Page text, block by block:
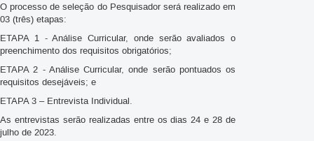
O processo de seleção do Pesquisador será realizado em
03 (três) etapas:
ETAPA 1 - Análise Curricular, onde serão avaliados o
preenchimento dos requisitos obrigatórios;
ETAPA 2 - Análise Curricular, onde serão pontuados os
requisitos desejáveis; e
ETAPA 3 – Entrevista Individual.
As entrevistas serão realizadas entre os dias 24 e 28 de
julho de 2023.